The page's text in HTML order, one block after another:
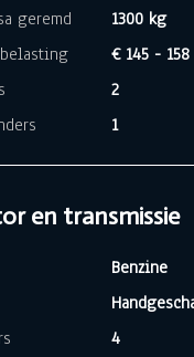
geremd
1300 kg
€ 145 -
2
1
en transmissie
Benzine
4